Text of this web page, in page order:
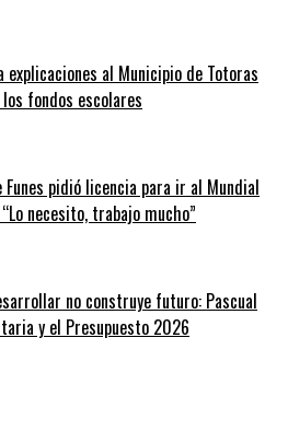
explicaciones al Municipio de Totoras
fondos escolares
Funes pidió licencia para ir al Mundial
necesito, trabajo mucho”
no construye futuro: Pascual
y el Presupuesto 2026